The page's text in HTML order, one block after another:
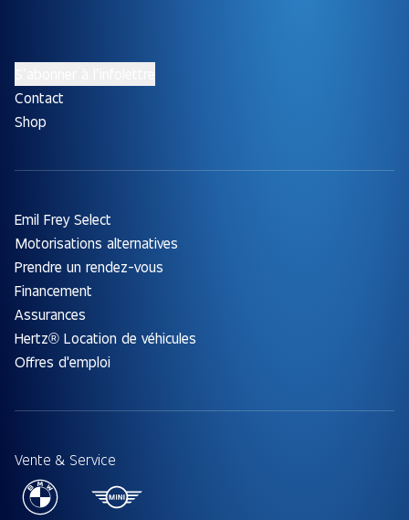
Contact
Shop
Emil Frey Select
Motorisations alternatives
Prendre un rendez-vous
Financement
Assurances
Hertz® Location de véhicules
Offres d'emploi
Vente & Service